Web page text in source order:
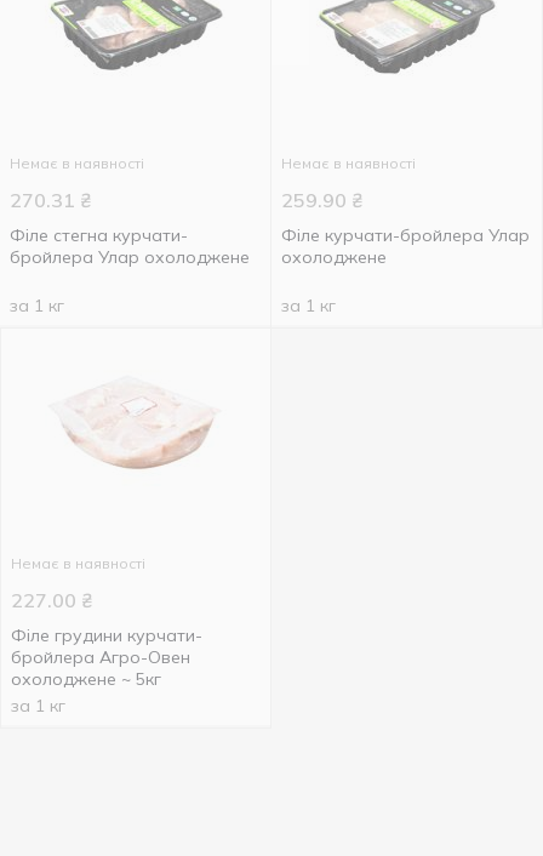
Немає в наявності
270.31 ₴
Філе стегна курчати-
бройлера Улар охолоджене
за 1 кг
Немає в наявності
259.90 ₴
Філе курчати-бройлера Улар
охолоджене
за 1 кг
Немає в наявності
227.00 ₴
Філе грудини курчати-
бройлера Агро-Овен
охолоджене ~ 5кг
за 1 кг